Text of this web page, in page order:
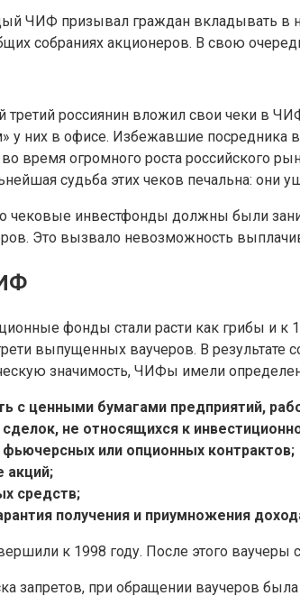
ЧИФ призывал граждан вкладывать в
собраниях акционеров. В свою
россиянин вложил свои чеки в
у них в офисе. Избежавшие
во время огромного роста российского
судьба этих чеков печальна: они
чековые инвестфонды должны были
Это вызвало невозможность
фонды стали расти как грибы и к
выпущенных ваучеров. В
значимость, ЧИФы имели
с ценными бумагами предприятий,
не относящихся к
или опционных контрактов;
акций;
средств;
получения и приумножения
к 1998 году. После этого ваучеры
запретов, при обращении ваучеров